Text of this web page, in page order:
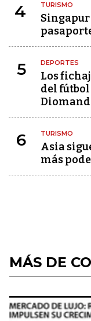
4 TURISMO
5 DEPORTES
Los
del
6 TURISMO
Asia
más
MÁS DE